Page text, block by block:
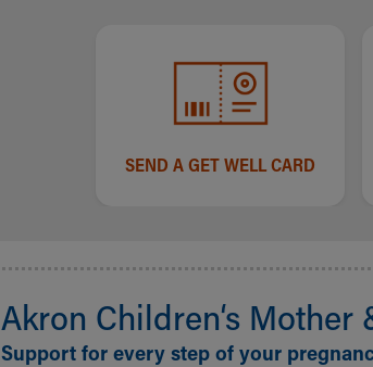
SEND A GET WELL CARD
Akron Children‘s Mother
Support for every step of your